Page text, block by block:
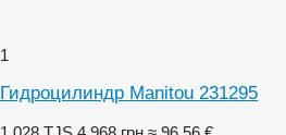
1
Гидроцилиндр Manitou 231295